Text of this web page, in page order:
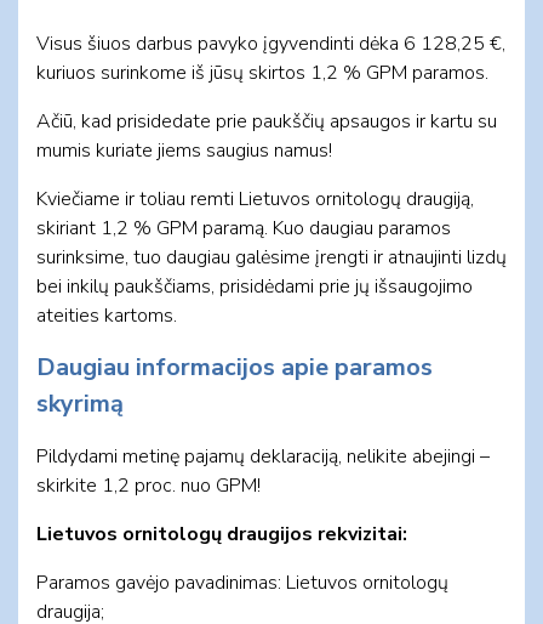
Visus šiuos darbus pavyko įgyvendinti dėka 6 128,25 €,
kuriuos surinkome iš jūsų skirtos 1,2 % GPM paramos.
Ačiū, kad prisidedate prie paukščių apsaugos ir kartu su
mumis kuriate jiems saugius namus!
Kviečiame ir toliau remti Lietuvos ornitologų draugiją,
skiriant 1,2 % GPM paramą. Kuo daugiau paramos
surinksime, tuo daugiau galėsime įrengti ir atnaujinti lizdų
bei inkilų paukščiams, prisidėdami prie jų išsaugojimo
ateities kartoms.
Daugiau informacijos apie paramos
skyrimą
Pildydami metinę pajamų deklaraciją, nelikite abejingi –
skirkite 1,2 proc. nuo GPM!
Lietuvos ornitologų draugijos rekvizitai:
Paramos gavėjo pavadinimas: Lietuvos ornitologų
draugija;